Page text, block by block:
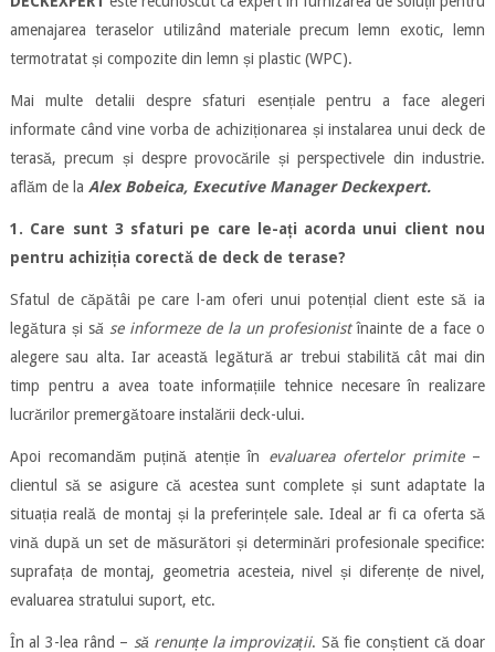
amenajarea teraselor utilizând materiale precum lemn exotic, lemn
termotratat și compozite din lemn și plastic (WPC).
Mai multe detalii despre sfaturi esențiale pentru a face alegeri
informate când vine vorba de achiziționarea și instalarea unui deck de
terasă, precum și despre provocările și perspectivele din industrie.
aflăm de la Alex Bobeica, Executive Manager Deckexpert.
1. Care sunt 3 sfaturi pe care le-ați acorda unui client nou
pentru achiziția corectă de deck de terase?
Sfatul de căpătâi pe care l-am oferi unui potențial client este să ia
legătura și să se informeze de la un profesionistînainte de a face o
alegere sau alta. Iar această legătură ar trebui stabilită cât mai din
timp pentru a avea toate informațiile tehnice necesare în realizare
lucrărilor premergătoare instalării deck-ului.
Apoi recomandăm puțină atenție în evaluarea ofertelor primite–
clientul să se asigure că acestea sunt complete și sunt adaptate la
situația reală de montaj și la preferințele sale. Ideal ar fi ca oferta să
vină după un set de măsurători și determinări profesionale specifice:
suprafața de montaj, geometria acesteia, nivel și diferențe de nivel,
evaluarea stratului suport, etc.
În al 3-lea rând – să renunțe la improvizații. Să fie conștient că doar